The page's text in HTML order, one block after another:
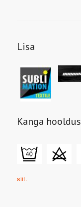
Lisa
Kanga hooldus
siit.